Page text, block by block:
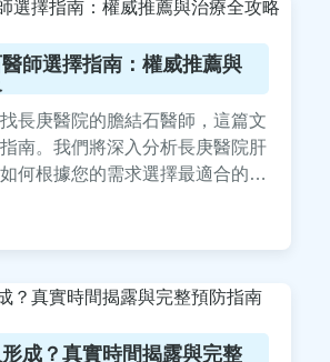
師選擇指南：權威推薦與
長庚醫院的膽結石醫師，這篇文
南。我們將深入分析長庚醫院肝
何根據您的需求選擇最適合的醫
鏡手術），並提供就醫前的準備
建議。此外，我們回答了常見問
就醫經驗，幫助您做出明智決
結石醫師，從這裡開始。
成？真實時間揭露與完整